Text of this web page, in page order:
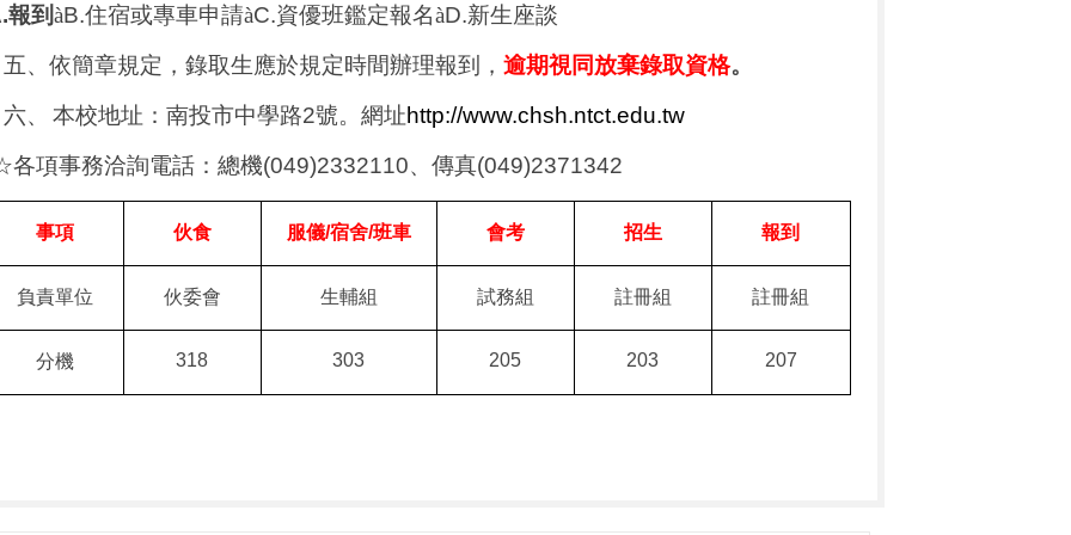
報到àB.住宿或專車申請àC.資優班鑑定報名àD.新生座談
、 依簡章規定，錄取生應於規定時間辦理報到， 逾期視同放棄錄取資格。
、
本校地址：南投市中學路2號。網址http://www.chsh.ntct.edu.tw
各項事務洽詢電話：總機(049)2332110、傳真(049)2371342
事項 伙食 服儀/宿舍/班車 會考 招生 報到
負責單位 伙委會 生輔組 試務組 註冊組 註冊組
分機 318 303 205 203 207